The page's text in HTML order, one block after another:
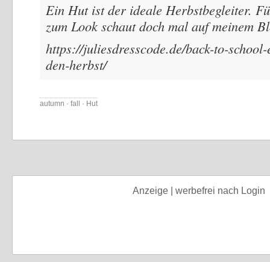
Ein Hut ist der ideale Herbstbegleiter.
zum Look schaut doch mal auf meinem
https://juliesdresscode.de/back-to-
den-herbst/
autumn · fall · Hut
Anzeige | werbefrei nach Login